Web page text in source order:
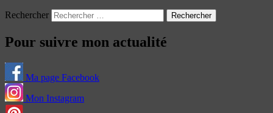
Rechercher
Pour suivre mon actualité
Ma page Facebook
Mon Instagram